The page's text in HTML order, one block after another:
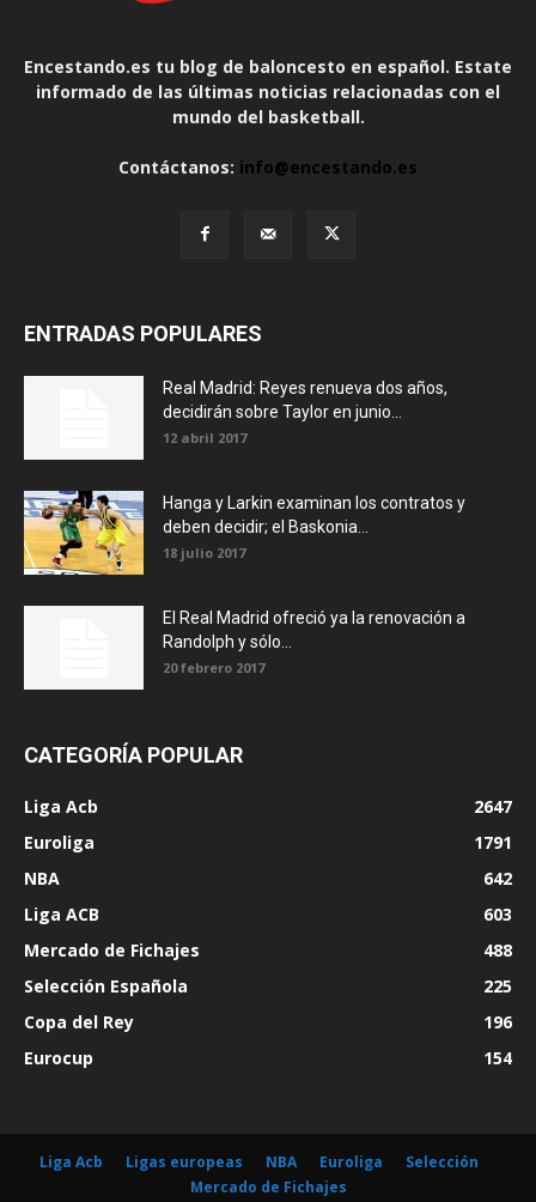
Encestando.es tu blog de baloncesto en español. Estate
informado de las últimas noticias relacionadas con el
mundo del basketball.
Contáctanos: info@encestando.es
ENTRADAS POPULARES
Real Madrid: Reyes renueva dos años,
decidirán sobre Taylor en junio...
12 abril 2017
Hanga y Larkin examinan los contratos y
deben decidir; el Baskonia...
18 julio 2017
El Real Madrid ofreció ya la renovación a
Randolph y sólo...
20 febrero 2017
CATEGORÍA POPULAR
Liga Acb
2647
Euroliga
1791
NBA
642
Liga ACB
603
Mercado de Fichajes
488
Selección Española
225
Copa del Rey
196
Eurocup
154
Liga Acb Ligas europeas NBA Euroliga
Selección
Mercado de Fichajes